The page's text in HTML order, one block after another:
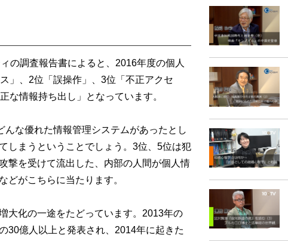
の調査報告書によると、2016年度の個人
」、2位「誤操作」、3位「不正アクセ
な情報持ち出し」となっています。
な優れた情報管理システムがあったとし
しまうということでしょう。3位、5位は犯
撃を受けて流出した、内部の人間が個人情
どがこちらに当たります。
大化の一途をたどっています。2013年の
30億人以上と発表され、2014年に起きた